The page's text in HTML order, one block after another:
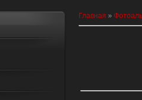
Главная »